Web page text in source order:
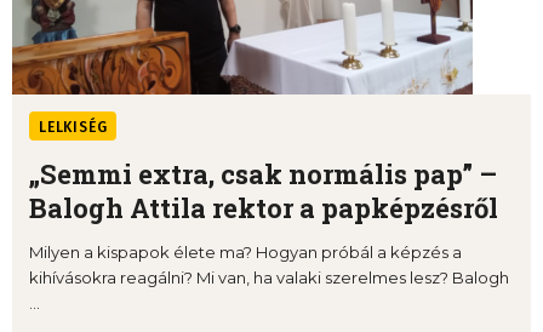
LELKISÉG
„Semmi extra, csak normális pap” –
Balogh Attila rektor a papképzésről
Milyen a kispapok élete ma? Hogyan próbál a képzés a
kihívásokra reagálni? Mi van, ha valaki szerelmes lesz? Balogh